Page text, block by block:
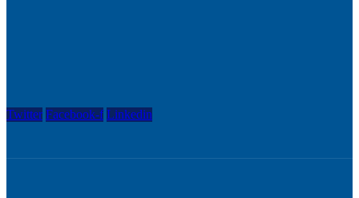
Twitter Facebook-f Linkedin